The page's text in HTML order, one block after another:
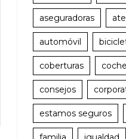
aseguradoras
automóvil
coberturas coche
consejos
estamos seguros